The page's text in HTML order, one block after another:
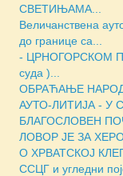
СВЕТИЊАМА...
Величанствена
до границе са...
- ЦРНОГОРСКОМ
суда )...
ОБРАЋАЊЕ
АУТО-ЛИТИЈА - У
БЛАГОСЛОВЕН
ЛОВОР ЈЕ ЗА
О ХРВАТСКОЈ
ССЦГ и угледни